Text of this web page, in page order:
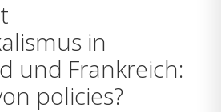
in
und Frankreich:
policies?